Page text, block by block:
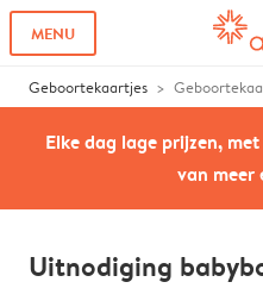
MENU
Geboortekaartjes
Elke dag lage prijzen,
van meer
Uitnodiging